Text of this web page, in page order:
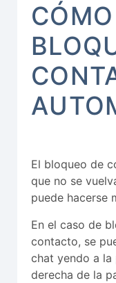
CÓMO
El bloqueo de
que no se
puede hacerse
En el caso de
contacto, se
chat yendo a
derecha de la